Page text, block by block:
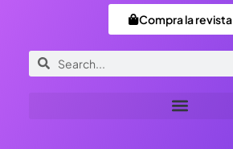
Compra la revista